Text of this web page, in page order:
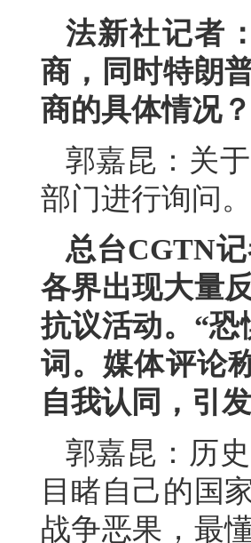
法新社记者
商，同时特朗
商的具体情况？
郭嘉昆：关
部门进行询问。
总台CGTN
各界出现大量
抗议活动。“恐
词。媒体评论
自我认同，引
郭嘉昆：历
目睹自己的国
战争恶果，最